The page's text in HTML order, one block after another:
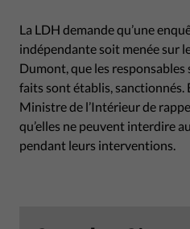
La LDH demande qu’une
indépendante soit menée sur
Dumont, que les
faits sont établis, sanctionnés.
Ministre de l’Intérieur de
qu’elles ne peuvent interdire
pendant leurs interventions.